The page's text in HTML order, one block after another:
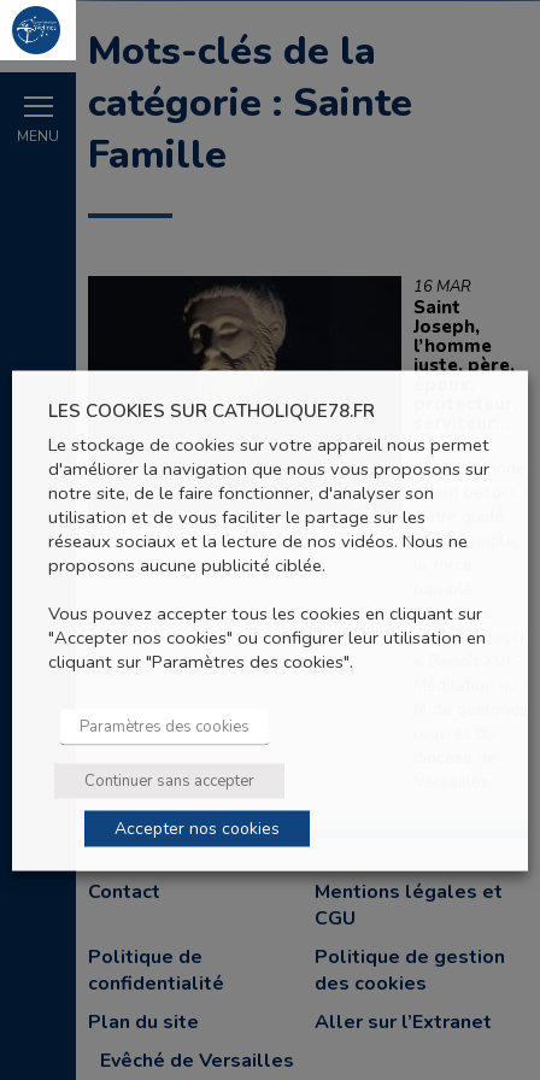
MENU
Mots-clés de la
catégorie : Sainte
Famille
16 MAR
Saint
Joseph,
l’homme
juste, père,
« Notre monde
a tant besoin
d’être guidé
par l’exemple,
d’hommes
comme Joseph
Contact
Mentions légales et
CGU
Politique de
confidentialité
Politique de gestion
des cookies
Plan du site
Aller sur l’Extranet
Evêché de Versailles
LES COOKIES SUR CATHOLIQUE78.FR
Le stockage de cookies sur votre appareil nous permet
d'améliorer la navigation que nous vous proposons sur
notre site, de le faire fonctionner, d'analyser son
utilisation et de vous faciliter le partage sur les
réseaux sociaux et la lecture de nos vidéos. Nous ne
proposons aucune publicité ciblée.
Vous pouvez accepter tous les cookies en cliquant sur
"Accepter nos cookies" ou configurer leur utilisation en
cliquant sur "Paramètres des cookies".
Paramètres des cookies
Continuer sans accepter
Accepter nos cookies